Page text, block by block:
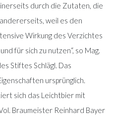
durch die Zutaten, die
weil es den
Wirkung des Verzichtes
für sich zu nutzen“, so Mag.
Stiftes Schlägl. Das
ursprünglich.
sich das Leichtbier mit
Braumeister Reinhard Bayer